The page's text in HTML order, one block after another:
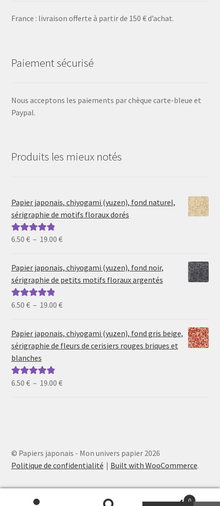
France : livraison offerte à partir de 150 € d’achat.
Paiement sécurisé
Nous acceptons les paiements par chèque carte-bleue et
Paypal.
Produits les mieux notés
Papier japonais, chiyogami (yuzen), fond naturel,
sérigraphie de motifs floraux dorés
Note5.00sur
6.50 € – 19.00 €Plage
prix :
6.50 €
19.00 €
Papier japonais, chiyogami (yuzen), fond noir,
sérigraphie de petits motifs floraux argentés
Note5.00sur
6.50 € – 19.00 €Plage
prix :
6.50 €
Papier japonais, chiyogami (yuzen), fond gris beige,
sérigraphie de fleurs de cerisiers rouges briques et
blanches
Note5.00sur
6.50 € – 19.00 €Plage
© Papiers japonais - Mon univers papier 2026
Politique de confidentialité
Built with WooCommerce.
0